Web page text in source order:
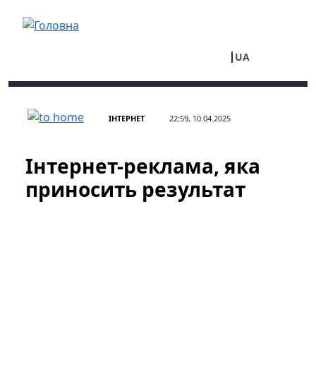
UA
ІНТЕРНЕТ 22:59, 10.04.2025
Інтернет-реклама, яка
приносить результат